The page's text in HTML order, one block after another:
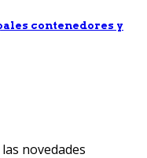
contenedores y
novedades